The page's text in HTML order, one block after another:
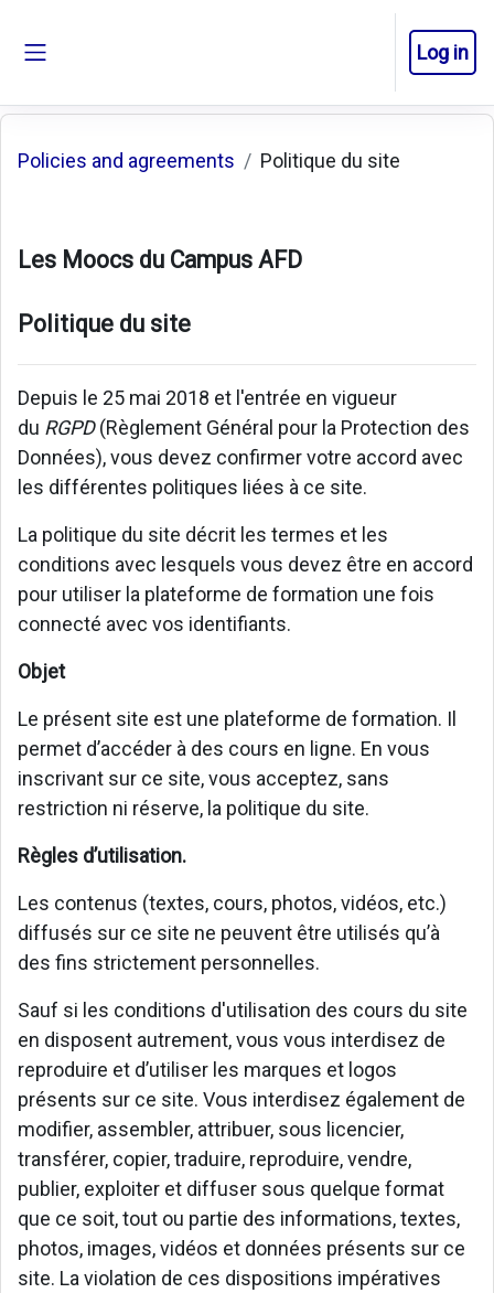
Log in
Policies and agreements Politique du site
Les Moocs du Campus AFD
Politique du site
Depuis le 25 mai 2018 et l'entrée en vigueur
du RGPD(Règlement Général pour la Protection des
Données), vous devez confirmer votre accord avec
les différentes politiques liées à ce site.
La politique du site décrit les termes et les
conditions avec lesquels vous devez être en accord
pour utiliser la plateforme de formation une fois
connecté avec vos identifiants.
Objet
Le présent site est une plateforme de formation. Il
permet d’accéder à des cours en ligne. En vous
inscrivant sur ce site, vous acceptez, sans
restriction ni réserve, la politique du site.
Règles d’utilisation.
Les contenus (textes, cours, photos, vidéos, etc.)
diffusés sur ce site ne peuvent être utilisés qu’à
des fins strictement personnelles.
Sauf si les conditions d'utilisation des cours du site
en disposent autrement, vous vous interdisez de
reproduire et d’utiliser les marques et logos
présents sur ce site. Vous interdisez également de
modifier, assembler, attribuer, sous licencier,
transférer, copier, traduire, reproduire, vendre,
publier, exploiter et diffuser sous quelque format
que ce soit, tout ou partie des informations, textes,
photos, images, vidéos et données présents sur ce
site. La violation de ces dispositions impératives